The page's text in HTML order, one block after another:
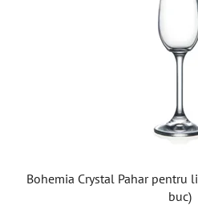
Bohemia Crystal Pahar pentru
buc)